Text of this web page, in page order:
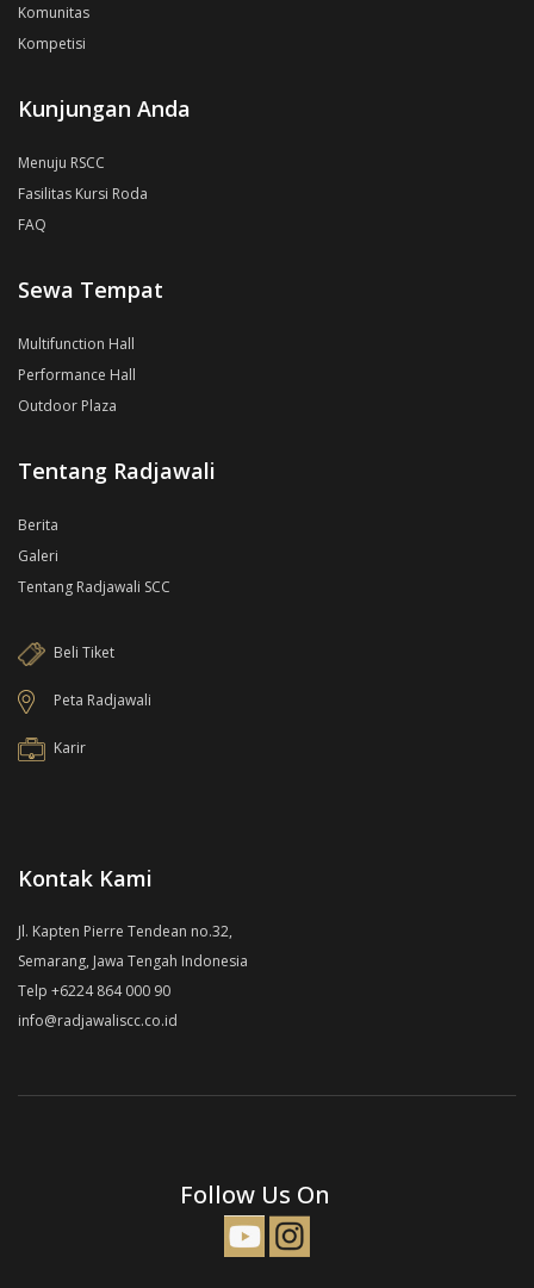
Komunitas
Kompetisi
Kunjungan Anda
Menuju RSCC
Fasilitas Kursi Roda
FAQ
Sewa Tempat
Multifunction Hall
Performance Hall
Outdoor Plaza
Tentang Radjawali
Berita
Galeri
Tentang Radjawali SCC
Beli Tiket
Peta Radjawali
Karir
Kontak Kami
Jl. Kapten Pierre Tendean no.32,
Semarang, Jawa Tengah Indonesia
Telp +6224 864 000 90
info@radjawaliscc.co.id
Follow Us On